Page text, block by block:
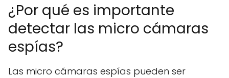
¿Por qué es importante
detectar las micro cámaras
espías?
Las micro cámaras espías pueden ser